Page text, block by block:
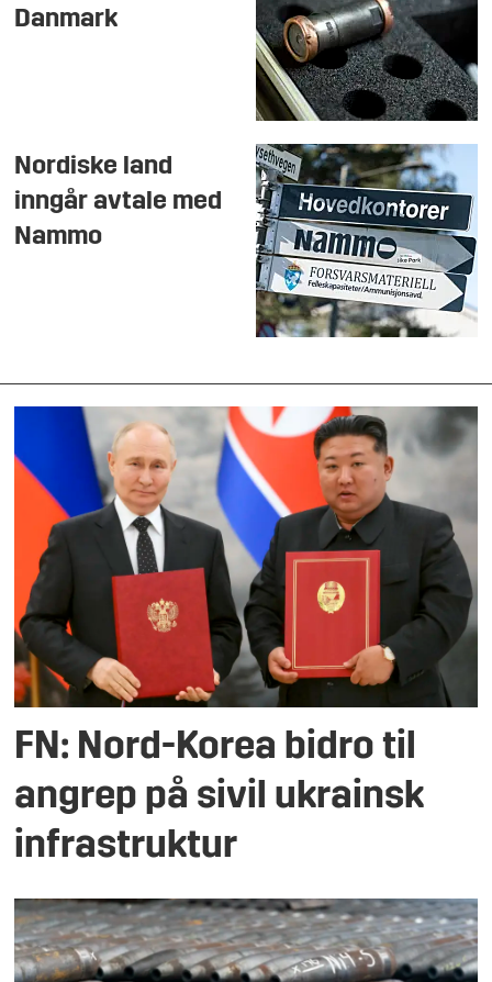
Danmark
Nordiske land
inngår avtale med
Nammo
FN: Nord-Korea bidro til
angrep på sivil ukrainsk
infrastruktur